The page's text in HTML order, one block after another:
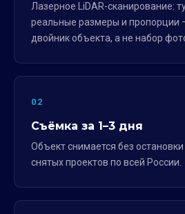
Лазерное LiDAR-сканирование:
реальные размеры и пропорции
двойник объекта, а не набор
02
Съёмка за 1–3 дня
Объект снимается без
снятых проектов по всей России.